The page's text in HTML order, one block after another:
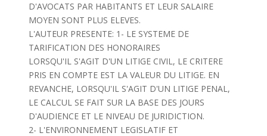
D'AVOCATS PAR HABITANTS ET LEUR SALAIRE
MOYEN SONT PLUS ELEVES.
L'AUTEUR PRESENTE: 1- LE SYSTEME DE
TARIFICATION DES HONORAIRES
LORSQU'IL S'AGIT D'UN LITIGE CIVIL, LE CRITERE
PRIS EN COMPTE EST LA VALEUR DU LITIGE. EN
REVANCHE, LORSQU'IL S'AGIT D'UN LITIGE PENAL,
LE CALCUL SE FAIT SUR LA BASE DES JOURS
D'AUDIENCE ET LE NIVEAU DE JURIDICTION.
2- L'ENVIRONNEMENT LEGISLATIF ET